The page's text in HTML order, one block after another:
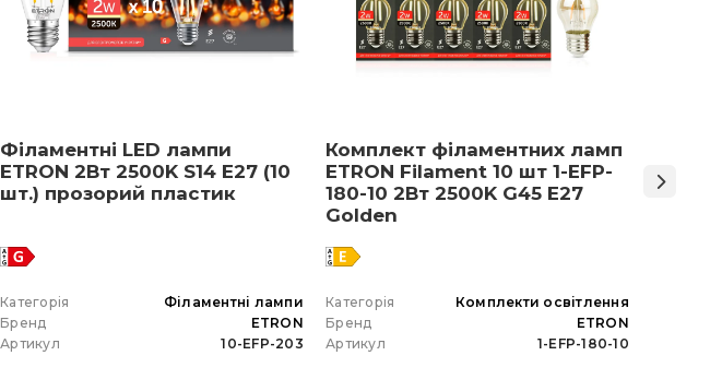
Філаментні LED лампи
ETRON 2Вт 2500K S14 E27 (10
шт.) прозорий пластик
Категорія
Філаментні лампи
Бренд
ETRON
Артикул
10-EFP-203
Комплект філаментних ламп
ETRON Filament 10 шт 1-EFP-
180-10 2Вт 2500K G45 E27
Golden
Категорія
Комплекти освітлення
Бренд
ETRON
Артикул
1-EFP-180-10
48 Вт